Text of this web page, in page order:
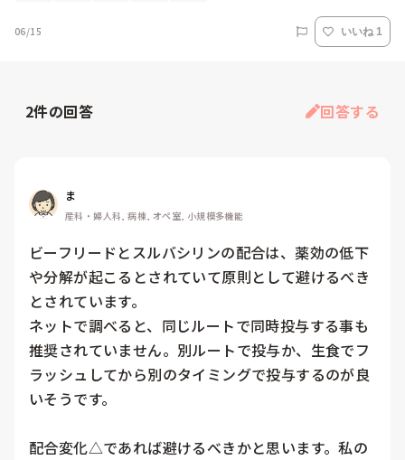
06/15 いいね 1
2件の回答 回答する
ま
産科・婦人科, 病棟, オペ室, 小規模多機能
ビーフリードとスルバシリンの配合は、薬効の低下
や分解が起こるとされていて原則として避けるべき
とされています。
ネットで調べると、同じルートで同時投与する事も
推奨されていません。別ルートで投与か、生食でフ
ラッシュしてから別のタイミングで投与するのが良
いそうです。
配合変化△であれば避けるべきかと思います。私の